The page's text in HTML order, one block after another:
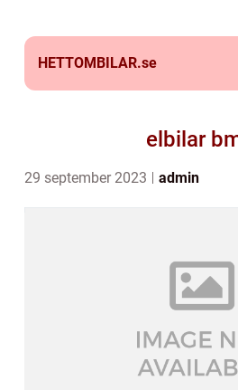
HETTOMBILAR.se
elbilar
29 september 2023 admin